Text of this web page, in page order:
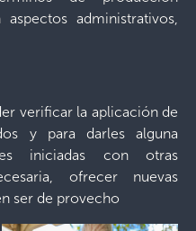
administrativos,
verificar la aplicación de
y para darles alguna
iniciadas con otras
ofrecer nuevas
ser de provecho